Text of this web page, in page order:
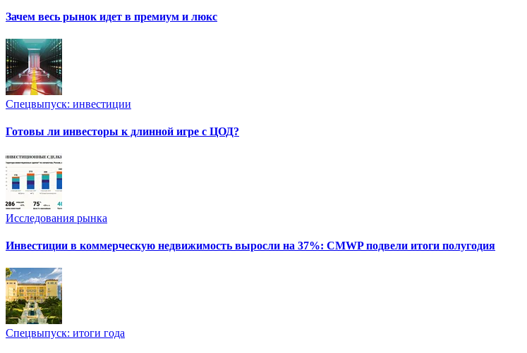
Зачем весь рынок идет в премиум и люкс
Спецвыпуск: инвестиции
Готовы ли инвесторы к длинной игре с ЦОД?
Исследования рынка
Инвестиции в коммерческую недвижимость выросли на 37%: CMWP подвели итоги полугодия
Спецвыпуск: итоги года